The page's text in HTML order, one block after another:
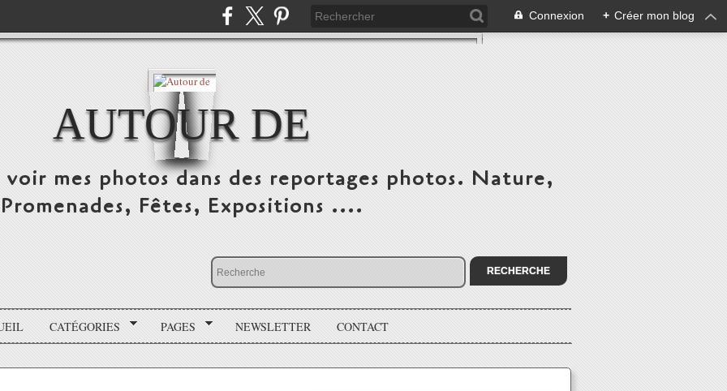
Connexion + Créer mon blog
AUTOUR DE
voir mes photos dans des reportages photos. Nature,
Promenades, Fêtes, Expositions ....
CATÉGORIES PAGES NEWSLETTER CONTACT